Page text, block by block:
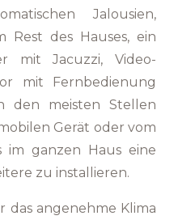
Jalousien,
Rest des Hauses, ein
mit Jacuzzi, Video-
mit Fernbedienung
den meisten Stellen
Gerät oder vom
ganzen Haus eine
zu installieren.
das angenehme Klima